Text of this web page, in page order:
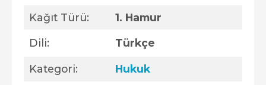
Kağıt Türü: 1. Hamur
Dili: Türkçe
Kategori: Hukuk